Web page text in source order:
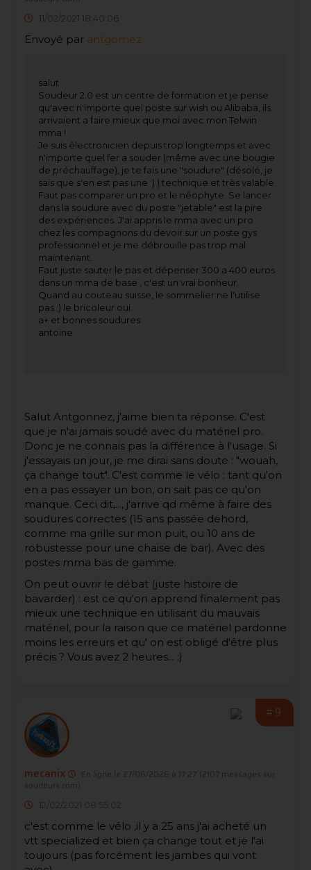
11/02/2021 18:40:06
Envoyé par antgomez
salut
Soudeur 2.0 est un centre de formation et je pense
qu'avec n'importe quel poste sur wish ou Alibaba, ils
arrivaient a faire mieux que moi avec mon Telwin
mma !
Je suis électronicien depuis trop longtemps et avec
n'importe quel fer a souder (même avec une bougie
de préchauffage), je te fais une "soudure" (désolé, je
sais que s'en est pas une ;) ) technique et très valable.
Faut pas comparer un pro et le néophyte. Se lancer
dans la soudure avec du poste "jetable" est la pire
des expériences. J'ai appris le mma avec un pro
chez les compagnons du devoir sur un poste gys
professionnel et je me débrouille pas trop mal
maintenant.
Faut juste sauter le pas et dépenser 300 a 400 euros
dans un mma de base , c'est un vrai bonheur.
Quand au couteau suisse, le sommelier ne l'utilise
pas ;) le bricoleur oui.
a+ et bonnes soudures
antoine
Salut Antgonnez, j'aime bien ta réponse. C'est
que je n'ai jamais soudé avec du matériel pro.
Donc je ne connais pas la différence à l'usage. Si
j'essayais un jour, je me dirai sans doute : "wouah,
ça change tout". C'est comme le vélo : tant qu'on
en a pas essayer un bon, on sait pas ce qu'on
manque. Ceci dit,..., j'arrive qd même à faire des
soudures correctes (15 ans passée dehord,
comme ma grille sur mon puit, ou 10 ans de
robustesse pour une chaise de bar). Avec des
postes mma bas de gamme.
On peut ouvrir le débat (juste histoire de
bavarder) : est ce qu'on apprend finalement pas
mieux une technique en utilisant du mauvais
matériel, pour la raison que ce matériel pardonne
moins les erreurs et qu' on est obligé d'être plus
précis ? Vous avez 2 heures... ;)
#9
mecanix En ligne le 27/06/2026 à 17:27 (2107 messages sur
soudeurs.com)
12/02/2021 08:55:02
c'est comme le vélo ,il y a 25 ans j'ai acheté un
vtt specialized et bien ça change tout et je l'ai
toujours (pas forcément les jambes qui vont